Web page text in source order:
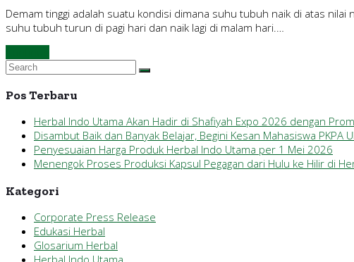
Demam tinggi adalah suatu kondisi dimana suhu tubuh naik di atas
suhu tubuh turun di pagi hari dan naik lagi di malam hari.…
Pos Terbaru
Herbal Indo Utama Akan Hadir di Shafiyah Expo 2026 dengan
Disambut Baik dan Banyak Belajar, Begini Kesan Mahasiswa PKPA
Penyesuaian Harga Produk Herbal Indo Utama per 1 Mei 2026
Menengok Proses Produksi Kapsul Pegagan dari Hulu ke Hilir di
Kategori
Corporate Press Release
Edukasi Herbal
Glosarium Herbal